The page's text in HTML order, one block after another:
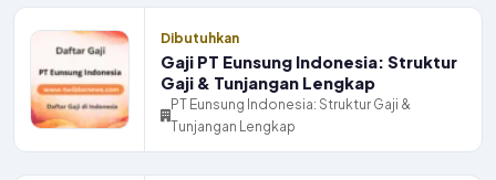
Dibutuhkan
Gaji PT Eunsung Indonesia: Struktur
Gaji & Tunjangan Lengkap
PT Eunsung Indonesia: Struktur Gaji &
Tunjangan Lengkap